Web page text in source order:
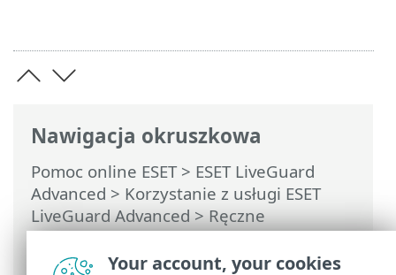
Nawigacja okruszkowa
Pomoc online ESET> ESET LiveGuard
Advanced > Korzystanie z usługi ESET
LiveGuard Advanced>Ręczne
przesyłanie pliku do analizy> Przesyłanie
pliku z programu ESET PROTECT On-Prem
Your account, your cookies